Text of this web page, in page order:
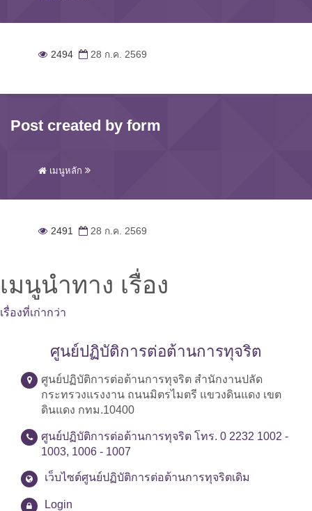
2494 28 ก.ค. 2569
Post created by form
เมนูหลัก
2491 28 ก.ค. 2569
เมนูนำทาง เรื่อง
เรื่องที่เก่ากว่า
ศูนย์ปฏิบัติการต่อต้านการทุจริต
ศูนย์ปฏิบัติการต่อต้านการทุจริต สำนักงานปลัด
กระทรวงแรงงาน ถนนมิตรไมตรี แขวงดินแดง เขต
ดินแดง กทม.10400
ศูนย์ปฏิบัติการต่อต้านการทุจริต โทร. 0 2232 1002 -
1003, 1006 - 1007
เว็บไซต์ศูนย์ปฏิบัติการต่อต้านการทุจริตเดิม
Login